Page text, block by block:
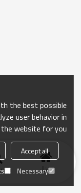
منزل
the best possible
user behavior in
website for you.
Accept all
Necessary